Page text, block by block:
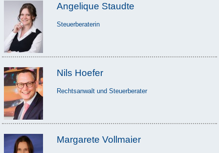
Angelique Staudte
Steuerberaterin
Nils Hoefer
Rechtsanwalt und Steuerberater
Margarete Vollmaier